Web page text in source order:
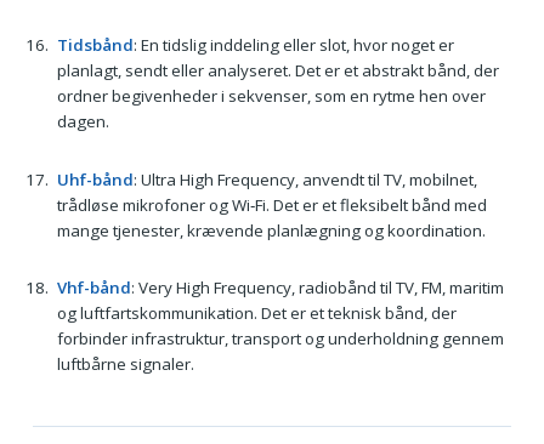
Tidsbånd: En tidslig inddeling eller slot, hvor noget er
planlagt, sendt eller analyseret. Det er et abstrakt bånd, der
ordner begivenheder i sekvenser, som en rytme hen over
dagen.
Uhf-bånd: Ultra High Frequency, anvendt til TV, mobilnet,
trådløse mikrofoner og Wi‑Fi. Det er et fleksibelt bånd med
mange tjenester, krævende planlægning og koordination.
Vhf-bånd: Very High Frequency, radiobånd til TV, FM, maritim
og luftfartskommunikation. Det er et teknisk bånd, der
forbinder infrastruktur, transport og underholdning gennem
luftbårne signaler.